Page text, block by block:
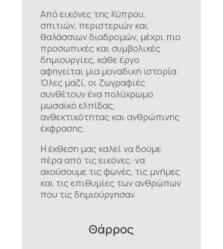
Από εικόνες της Κύπρου,
σπιτιών, περιστεριών και
θαλάσσιων διαδρομών, μέχρι πιο
προσωπικές και συμβολικές
δημιουργίες, κάθε έργο
αφηγείται μια μοναδική ιστορία.
Όλες μαζί, οι ζωγραφιές
συνθέτουν ένα πολύχρωμο
μωσαϊκό ελπίδας,
ανθεκτικότητας και ανθρώπινης
έκφρασης.
Η έκθεση μας καλεί να δούμε
πέρα από τις εικόνες: να
ακούσουμε τις φωνές, τις μνήμες
και τις επιθυμίες των ανθρώπων
που τις δημιούργησαν.
Θάρρος